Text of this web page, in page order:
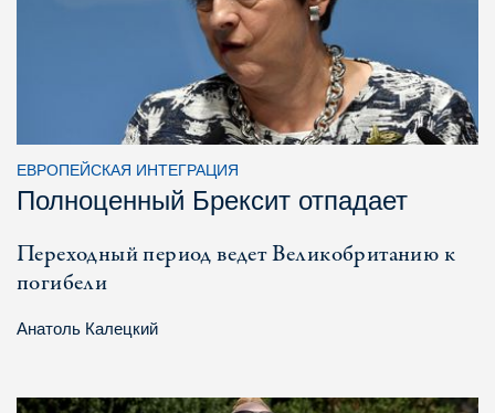
ЕВРОПЕЙСКАЯ ИНТЕГРАЦИЯ
Полноценный Брексит отпадает
Переходный период ведет Великобританию к
погибели
Анатоль Калецкий